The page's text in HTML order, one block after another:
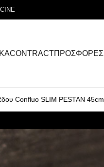
CONTRACTΠΡΟΣΦΟΡΕΣ
Confluo SLIM PESTAN 45cm